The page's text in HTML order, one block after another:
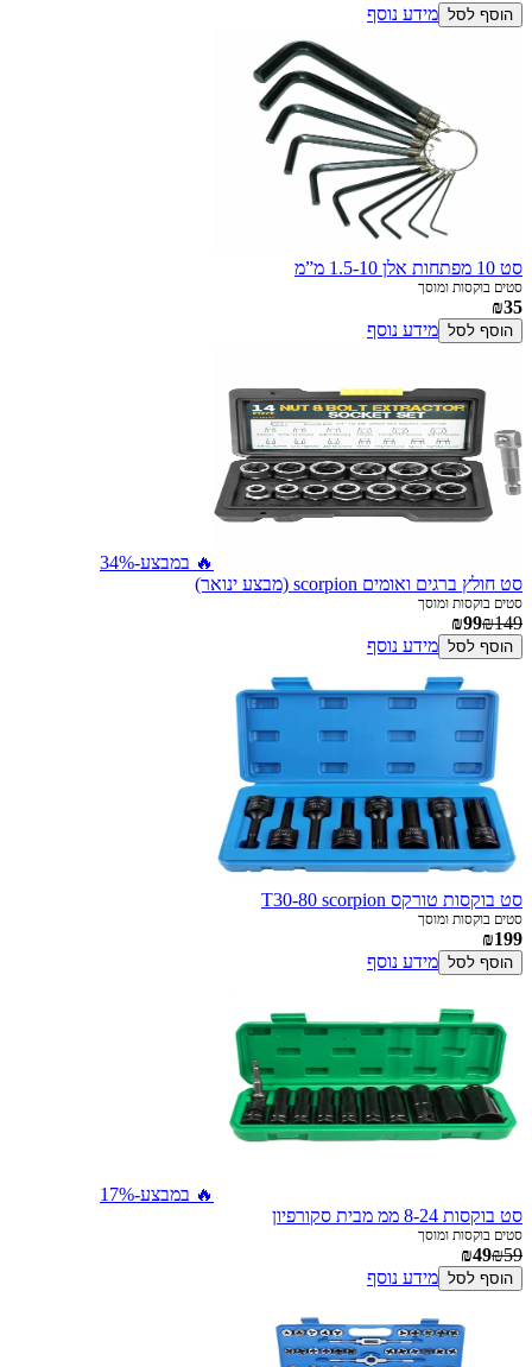
הוסף לסל מידע נוסף
סט 10 מפתחות אלן 1.5-10 מ”מ
סטים בוקסות ומוסך
₪35
הוסף לסל מידע נוסף
🔥 במבצע-34%
סט חולץ ברגים ואומים scorpion (מבצע ינואר)
סטים בוקסות ומוסך
₪99₪149
הוסף לסל מידע נוסף
סט בוקסות טורקס T30-80 scorpion
סטים בוקסות ומוסך
₪199
הוסף לסל מידע נוסף
🔥 במבצע-17%
סט בוקסות 8-24 ממ מבית סקורפיון
סטים בוקסות ומוסך
₪49₪59
הוסף לסל מידע נוסף